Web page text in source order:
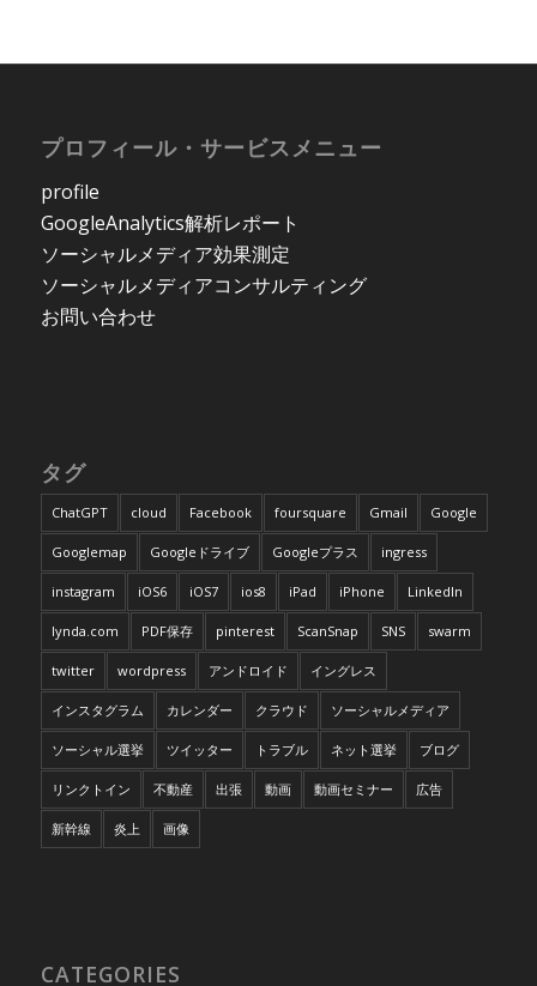
プロフィール・サービスメニュー
profile
GoogleAnalytics解析レポート
ソーシャルメディア効果測定
ソーシャルメディアコンサルティング
お問い合わせ
タグ
ChatGPT cloud Facebook foursquare Gmail Google
Googlemap Googleドライブ Googleプラス ingress
instagram iOS6 iOS7 ios8 iPad iPhone LinkedIn
lynda.com PDF保存 pinterest ScanSnap SNS swarm
twitter wordpress アンドロイド イングレス
インスタグラム カレンダー クラウド ソーシャルメディア
ソーシャル選挙 ツイッター トラブル ネット選挙 ブログ
リンクトイン 不動産 出張 動画 動画セミナー 広告
新幹線 炎上 画像
CATEGORIES